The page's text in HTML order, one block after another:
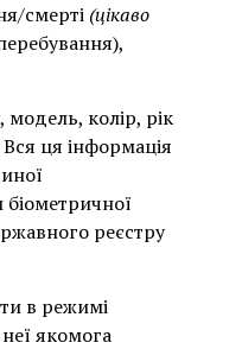
смерті (цікаво
колір, рік
ця інформація
реєстру
в режимі
якомога